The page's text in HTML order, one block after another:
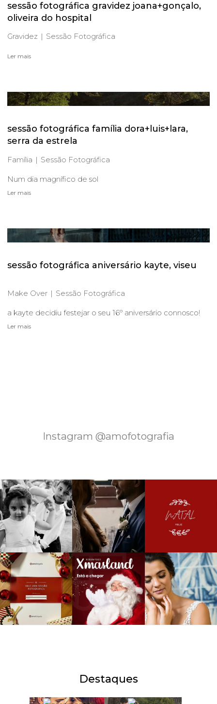
sessão fotográfica gravidez joana+gonçalo,
oliveira do hospital
Gravidez Sessão Fotográfica
Ler mais
sessão fotográfica família dora+luis+lara,
serra da estrela
Família Sessão Fotográfica
Num dia magnífico de sol
Ler mais
sessão fotográfica aniversário kayte, viseu
Make Over Sessão Fotográfica
a kayte decidiu festejar o seu 16º aniversário connosco!
Ler mais
Instagram @amofotografia
Destaques